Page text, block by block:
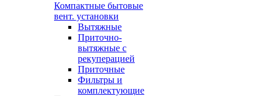
Компактные бытовые
вент. установки
Вытяжные
Приточно-
вытяжные с
рекуперацией
Приточные
Фильтры и
комплектующие